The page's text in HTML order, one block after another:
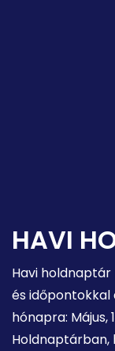
HAVI
Havi
és időpontokkal
hónapra:
Holdnaptárban,